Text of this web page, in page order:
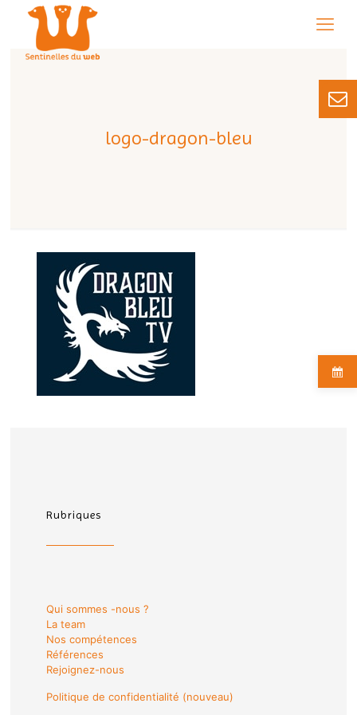
logo-dragon-bleu
Rubriques
Qui sommes -nous ?
La team
Nos compétences
Références
Rejoignez-nous
Politique de confidentialité (nouveau)